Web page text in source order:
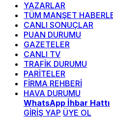
YAZARLAR
TÜM MANŞET
CANLI SONUÇLAR
PUAN DURUMU
GAZETELER
CANLI TV
TRAFİK DURUMU
PARİTELER
FİRMA REHBERİ
HAVA DURUMU
WhatsApp İhbar Hattı
GİRİŞ YAP ÜYE OL